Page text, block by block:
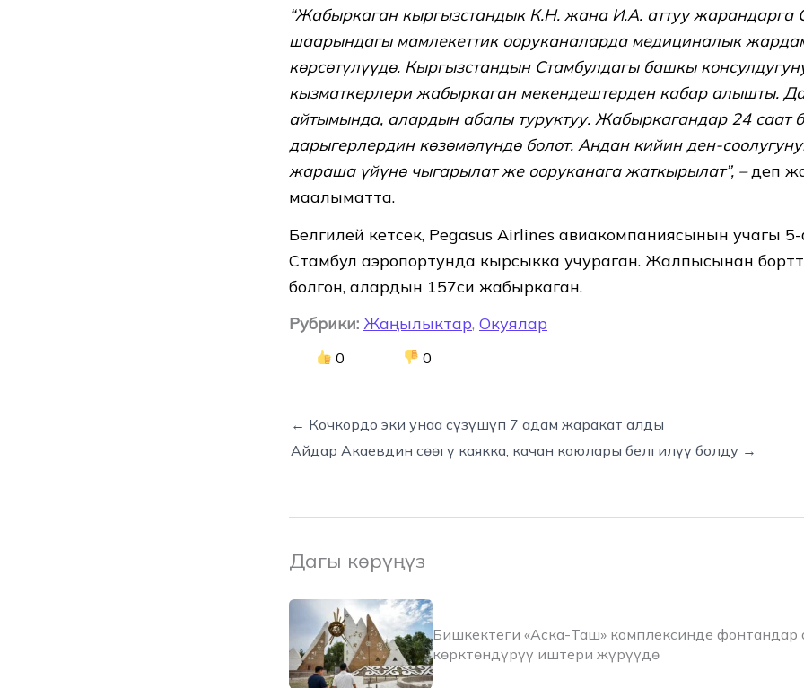
“Жабыркаган кыргызстандык К.Н. жана И.А. аттуу жарандарга
шаарындагы мамлекеттик ооруканаларда медициналык
көрсөтүлүүдө. Кыргызстандын Стамбулдагы башкы
кызматкерлери жабыркаган мекендештерден кабар алышты.
айтымында, алардын абалы туруктуу. Жабыркагандар 24 саат
дарыгерлердин көзөмөлүндө болот. Андан кийин ден-
жараша үйүнө чыгарылат же ооруканага жаткырылат”, –деп
маалыматта.
Белгилей кетсек, Pegasus Airlines авиакомпаниясынын учагы
Стамбул аэропортунда кырсыкка учураган. Жалпысынан
болгон, алардын 157си жабыркаган.
Рубрики: Жаңылыктар, Окуялар
0 0
← Кочкордо эки унаа сүзүшүп 7 адам жаракат алды
Айдар Акаевдин сөөгү каякка, качан коюлары белгилүү болду →
Дагы көрүңүз
Бишкектеги «Аска-Таш» комплексинде фонтандар
көрктөндүрүү иштери жүрүүдө